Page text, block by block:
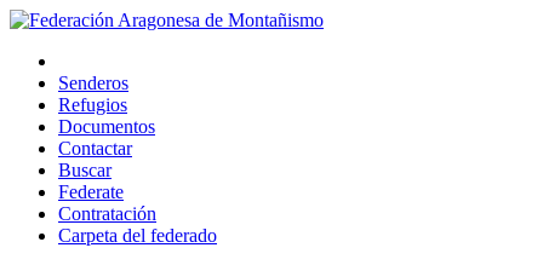
Senderos
Refugios
Documentos
Contactar
Buscar
Federate
Contratación
Carpeta del federado